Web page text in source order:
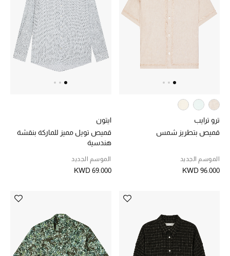
أبرز المصممين
مجوهرات فاخرة للنساء
مجوهرات عصرية للنساء
الهدايا
ترو ترايب
قميص بتطريز شمس
الموسم الجديد
KWD 96.000
ايتون
قميص تويل مميز للماركة بنقشة
هندسية
الموسم الجديد
KWD 69.000